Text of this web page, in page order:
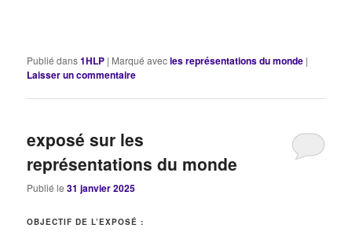
Publié dans1HLP | Marqué avecles représentations du monde |
Laisser un commentaire
exposé sur les
représentations du monde
Publié le31 janvier 2025
OBJECTIF DE L’EXPOSÉ :